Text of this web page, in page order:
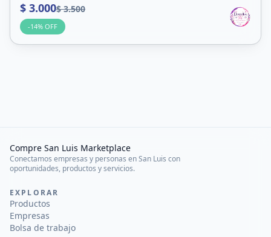
$ 3.000$ 3.500
-14% OFF
Compre San Luis Marketplace
Conectamos empresas y personas en San Luis con
oportunidades, productos y servicios.
EXPLORAR
Productos
Empresas
Bolsa de trabajo